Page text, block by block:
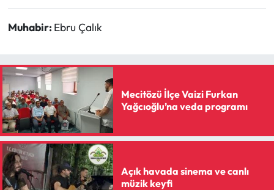
Muhabir: Ebru Çalık
Mecitözü İlçe Vaizi Furkan
Yağcıoğlu’na veda programı
Açık havada sinema ve canlı
müzik keyfi
Turizm
Yaşam
Yayla Haber
Yemek Tarifleri
Yerel Haberler